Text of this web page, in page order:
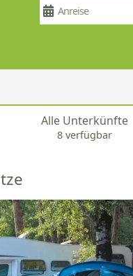
Alle Unterkünfte
8 verfügbar